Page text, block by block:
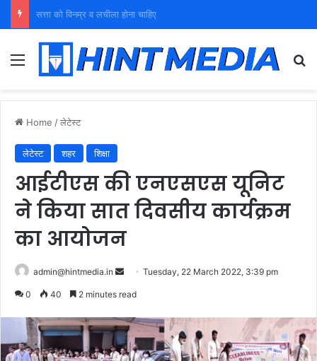
युवा शक्ति को पहचाने बूढ़ा नेतृत्व
Menu
Home /लेटेस्ट
लेटेस्ट शहर शिक्षा
आईटीएस की एनएसएस यूनिट
ने किया सात दिवसीय कार्यक्रम
का आयोजन
admin@hintmedia.in
SendTuesday, 22 March 2022, 3:39 pm
0 40 2 minutes read